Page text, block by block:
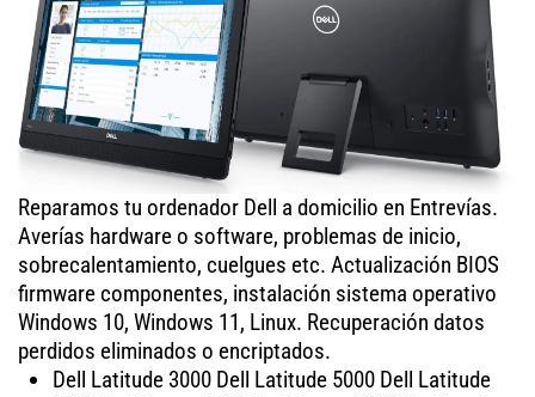
Reparamos tu ordenador Dell a domicilio en Entrevías.
Averías hardware o software, problemas de inicio,
sobrecalentamiento, cuelgues etc. Actualización BIOS
firmware componentes, instalación sistema operativo
Windows 10, Windows 11, Linux. Recuperación datos
perdidos eliminados o encriptados.
Dell Latitude 3000 Dell Latitude 5000 Dell Latitude